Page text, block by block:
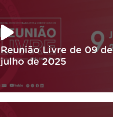
Reunião Livre de 09 de
julho de 2025